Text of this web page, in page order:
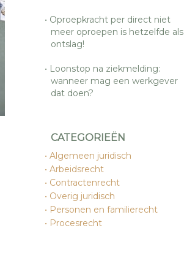
Oproepkracht per direct niet
meer oproepen is hetzelfde als
ontslag!
Loonstop na ziekmelding:
wanneer mag een werkgever
dat doen?
CATEGORIEËN
Algemeen juridisch
Arbeidsrecht
Contractenrecht
Overig juridisch
Personen en familierecht
Procesrecht